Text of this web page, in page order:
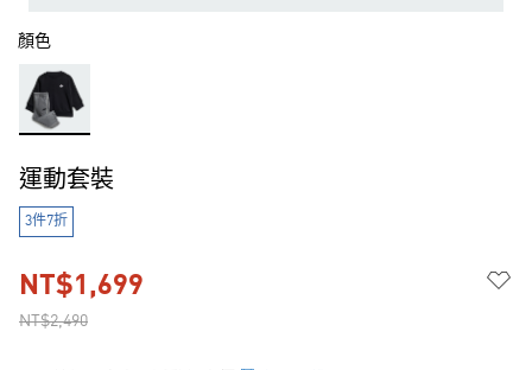
顏色
運動套裝
3件7折
NT$2,490
NT$1,699